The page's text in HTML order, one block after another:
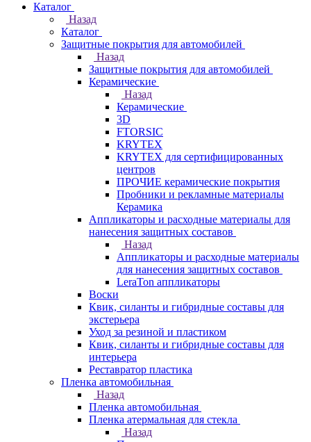
Каталог
Назад
Каталог
Защитные покрытия для автомобилей
Назад
Защитные покрытия для автомобилей
Керамические
Назад
Керамические
3D
FTORSIC
KRYTEX
KRYTEX для сертифицированных
центров
ПРОЧИЕ керамические покрытия
Пробники и рекламные материалы
Керамика
Аппликаторы и расходные материалы для
нанесения защитных составов
Назад
Аппликаторы и расходные материалы
для нанесения защитных составов
LeraTon аппликаторы
Воски
Квик, силанты и гибридные составы для
экстерьера
Уход за резиной и пластиком
Квик, силанты и гибридные составы для
интерьера
Реставратор пластика
Пленка автомобильная
Назад
Пленка автомобильная
Пленка атермальная для стекла
Назад